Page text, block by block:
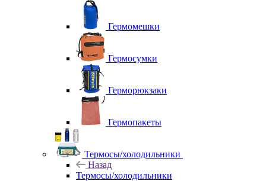
Гермомешки
Гермосумки
Герморюкзаки
Гермопакеты
Термосы/холодильники
Назад
Термосы/холодильники